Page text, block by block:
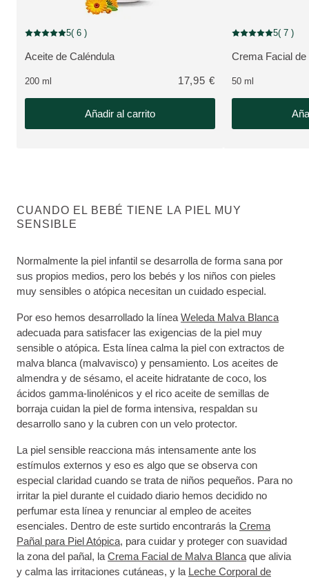
VER PRODUCTO:
Aceite de Caléndula
Puntuación: 5 / 5 estrellas 6 valoraciones de usuarios
5( 6 )
200 ml 17,95 €
Añadir al carrito
VER
Crema Facial de
Puntuación: 5 / 5
5( 7 )
50 ml
CUANDO EL BEBÉ TIENE LA PIEL MUY
SENSIBLE
Normalmente la piel infantil se desarrolla de forma sana por
sus propios medios, pero los bebés y los niños con pieles
muy sensibles o atópica necesitan un cuidado especial.
Por eso hemos desarrollado la línea Weleda Malva Blanca
adecuada para satisfacer las exigencias de la piel muy
sensible o atópica. Esta línea calma la piel con extractos de
malva blanca (malvavisco) y pensamiento. Los aceites de
almendra y de sésamo, el aceite hidratante de coco, los
ácidos gamma-linolénicos y el rico aceite de semillas de
borraja cuidan la piel de forma intensiva, respaldan su
desarrollo sano y la cubren con un velo protector.
La piel sensible reacciona más intensamente ante los
estímulos externos y eso es algo que se observa con
especial claridad cuando se trata de niños pequeños. Para no
irritar la piel durante el cuidado diario hemos decidido no
perfumar esta línea y renunciar al empleo de aceites
esenciales. Dentro de este surtido encontrarás la Crema
Pañal para Piel Atópica, para cuidar y proteger con suavidad
la zona del pañal, la Crema Facial de Malva Blanca que alivia
y calma las irritaciones cutáneas, y la Leche Corporal de